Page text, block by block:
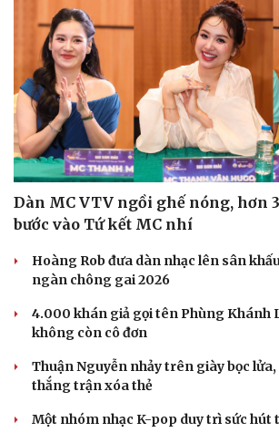
Dàn MC VTV ngồi ghế nóng, hơn
bước vào Tứ kết MC nhí
Hoàng Rob đưa dàn nhạc lên sân
ngàn chông gai 2026
4.000 khán giả gọi tên Phùng Khánh
không còn cô đơn
Thuận Nguyễn nhảy trên giày bọc
thắng trận xóa thẻ
Một nhóm nhạc K-pop duy trì sức hút